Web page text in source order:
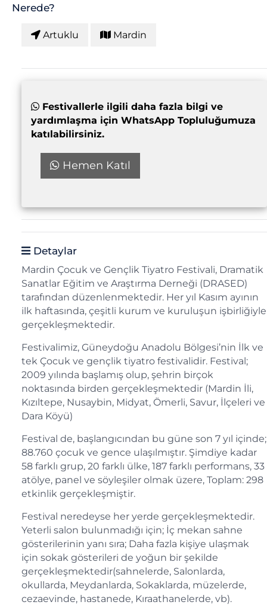
Nerede?
Artuklu Mardin
Festivallerle ilgili daha fazla bilgi ve
yardımlaşma için WhatsApp Topluluğumuza
katılabilirsiniz.
Hemen Katıl
Detaylar
Mardin Çocuk ve Gençlik Tiyatro Festivali, Dramatik
Sanatlar Eğitim ve Araştırma Derneği (DRASED)
tarafından düzenlenmektedir. Her yıl Kasım ayının
ilk haftasında, çeşitli kurum ve kuruluşun işbirliğiyle
gerçekleşmektedir.
Festivalimiz, Güneydoğu Anadolu Bölgesi’nin İlk ve
tek Çocuk ve gençlik tiyatro festivalidir. Festival;
2009 yılında başlamış olup, şehrin birçok
noktasında birden gerçekleşmektedir (Mardin İli,
Kızıltepe, Nusaybin, Midyat, Ömerli, Savur, İlçeleri ve
Dara Köyü)
Festival de, başlangıcından bu güne son 7 yıl içinde;
88.760 çocuk ve gence ulaşılmıştır. Şimdiye kadar
58 farklı grup, 20 farklı ülke, 187 farklı performans, 33
atölye, panel ve söyleşiler olmak üzere, Toplam: 298
etkinlik gerçekleşmiştir.
Festival neredeyse her yerde gerçekleşmektedir.
Yeterli salon bulunmadığı için; İç mekan sahne
gösterilerinin yanı sıra; Daha fazla kişiye ulaşmak
için sokak gösterileri de yoğun bir şekilde
gerçekleşmektedir(sahnelerde, Salonlarda,
okullarda, Meydanlarda, Sokaklarda, müzelerde,
cezaevinde, hastanede, Kıraathanelerde, vb).